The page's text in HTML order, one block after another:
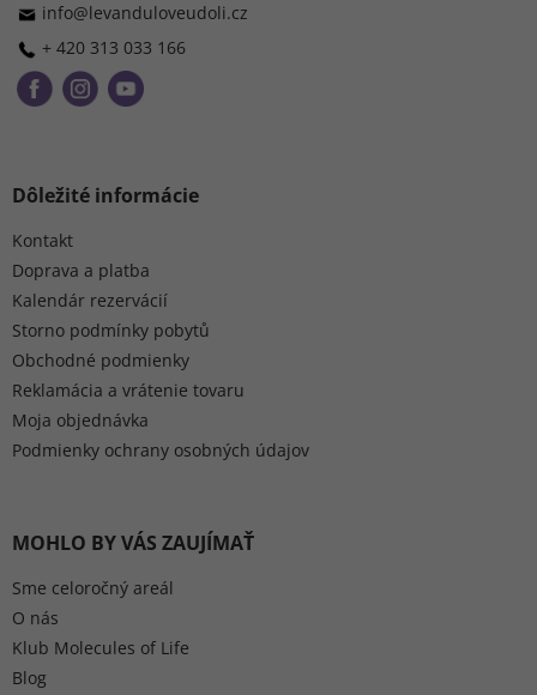
info@levanduloveudoli.cz
+ 420 313 033 166
Dôležité informácie
Kontakt
Doprava a platba
Kalendár rezervácií
Storno podmínky pobytů
Obchodné podmienky
Reklamácia a vrátenie tovaru
Moja objednávka
Podmienky ochrany osobných údajov
MOHLO BY VÁS ZAUJÍMAŤ
Sme celoročný areál
O nás
Klub Molecules of Life
Blog